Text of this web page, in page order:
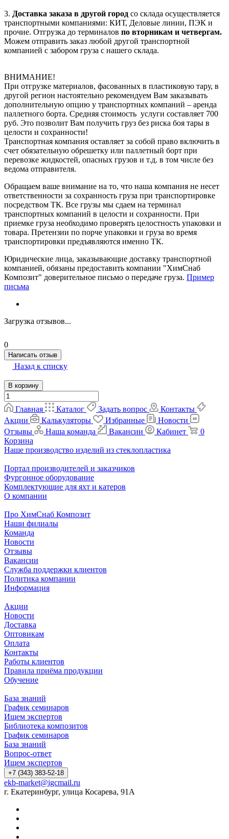
3. Доставка заказа в другой город со склада осуществляется
транспортными компаниями: КИТ, Деловые линии, ПЭК и
прочие. Отгрузка до терминалов по вторникам и четвергам.
Можем отправить заказ любой другой транспортной
компанией с забором груза с нашего склада.
ВНИМАНИЕ!
При отгрузке материалов, фасованных в пластиковую тару, в
другой регион настоятельно рекомендуем Вам заказывать
дополнительную опцию у транспортных компаний – аренда
паллетного борта. Средняя стоимость услуги составляет 700
руб. Это позволит Вам получить груз без риска боя тары в
целости и сохранности!
Транспортная компания оставляет за собой право включить в
счет обязательную обрешетку или паллетный борт при
перевозке жидкостей, опасных грузов и т.д. в том числе без
ведома отправителя.
Обращаем ваше внимание на то, что наша компания не несет
ответственности за сохранность груза при транспортировке
посредством ТК. Все грузы мы сдаем на терминал
транспортных компаний в целости и сохранности. При
приемке груза необходимо проверять целостность упаковки и
товара. Претензии по порче упаковки и груза во время
транспортировки предъявляются именно ТК.
Юридические лица, заказывающие доставку транспортной
компанией, обязаны предоставить компании "ХимСнаб
Композит" доверительное письмо о передаче груза. Пример
письма
Загрузка отзывов...
0
Написать отзыв
Назад к списку
В корзину
Главная Каталог Задать вопрос
Контакты
Акции
Калькуляторы Избранные
Новости
Отзывы
Наша команда Вакансии Кабинет
0
Корзина
Наше производство изделий из стеклопластика
Портал производителей и заказчиков
Фургонное оборудование
Комплектующие для яхт и катеров
О компании
Про ХимСнаб Композит
Наши филиалы
Команда
Новости
Отзывы
Вакансии
Служба поддержки клиентов
Политика компании
Информация
Акции
Новости
Доставка
Оптовикам
Оплата
Контакты
Работы клиентов
Правила приёма продукции
Обучение
База знаний
График семинаров
Ищем экспертов
Библиотека композитов
График семинаров
База знаний
Вопрос-ответ
Ищем экспертов
+7 (343) 383-52-18
ekb-market@igcmail.ru
г. Екатеринбург, улица Косарева, 91А